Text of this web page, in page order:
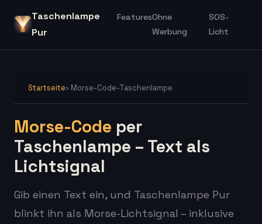
Taschenlampe
Pur
FeaturesOhne
Werbung
SOS-
Licht
Startseite› Morse-Code-Taschenlampe
Morse-Code per
Taschenlampe – Text als
Lichtsignal
Gib einen Text ein, und Taschenlampe Pur
blinkt ihn als Morse-Lichtsignal – inklusive